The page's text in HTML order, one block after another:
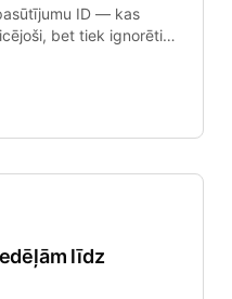
ID — kas
bet tiek ignorēti
līdz